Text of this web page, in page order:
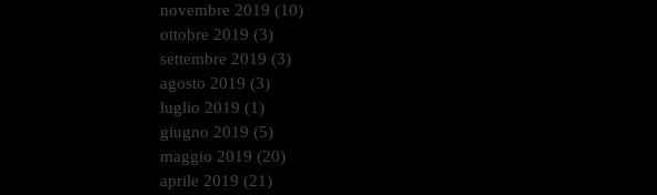
novembre 2019 (10)
ottobre 2019 (3)
settembre 2019 (3)
agosto 2019 (3)
luglio 2019 (1)
giugno 2019 (5)
maggio 2019 (20)
aprile 2019 (21)